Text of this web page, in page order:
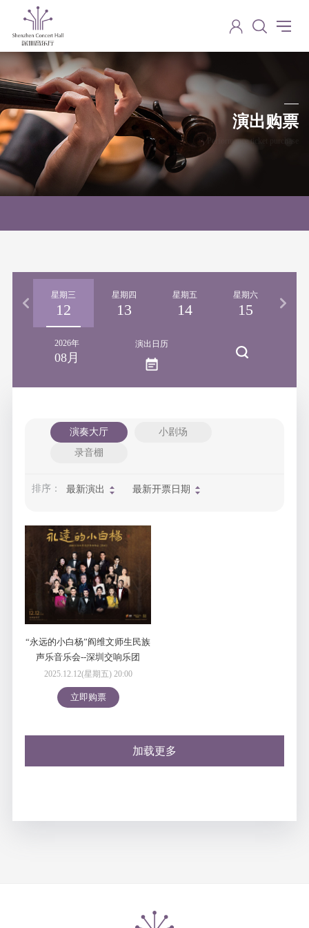
演出购票
Performance ticket purchase
星期三
12
星期四
13
星期五
14
星期六
15
2026年
08月
演出日历
演奏大厅
小剧场
录音棚
排序： 最新演出 最新开票日期
“永远的小白杨”阎维文师生民族
声乐音乐会--深圳交响乐团
2025/2026音乐季
2025.12.12(星期五) 20:00
立即购票
加载更多